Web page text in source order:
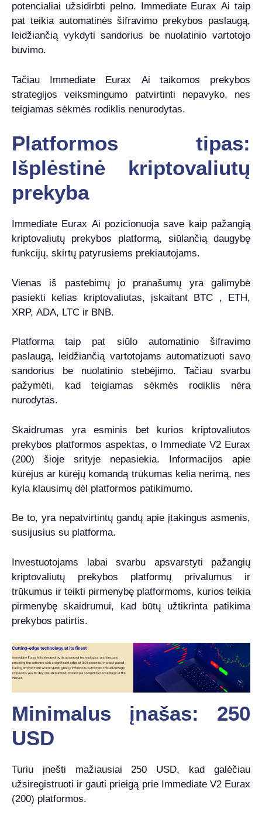
potencialiai užsidirbti pelno. Immediate Eurax Ai taip
pat teikia automatinės šifravimo prekybos paslaugą,
leidžiančią vykdyti sandorius be nuolatinio vartotojo
buvimo.
Tačiau Immediate Eurax Ai taikomos prekybos
strategijos veiksmingumo patvirtinti nepavyko, nes
teigiamas sėkmės rodiklis nenurodytas.
Platformos tipas:
Išplėstinė kriptovaliutų
prekyba
Immediate Eurax Ai pozicionuoja save kaip pažangią
kriptovaliutų prekybos platformą, siūlančią daugybę
funkcijų, skirtų patyrusiems prekiautojams.
Vienas iš pastebimų jo pranašumų yra galimybė
pasiekti kelias kriptovaliutas, įskaitant BTC , ETH,
XRP, ADA, LTC ir BNB.
Platforma taip pat siūlo automatinio šifravimo
paslaugą, leidžiančią vartotojams automatizuoti savo
sandorius be nuolatinio stebėjimo. Tačiau svarbu
pažymėti, kad teigiamas sėkmės rodiklis nėra
nurodytas.
Skaidrumas yra esminis bet kurios kriptovaliutos
prekybos platformos aspektas, o Immediate V2 Eurax
(200) šioje srityje nepasiekia. Informacijos apie
kūrėjus ar kūrėjų komandą trūkumas kelia nerimą, nes
kyla klausimų dėl platformos patikimumo.
Be to, yra nepatvirtintų gandų apie įtakingus asmenis,
susijusius su platforma.
Investuotojams labai svarbu apsvarstyti pažangių
kriptovaliutų prekybos platformų privalumus ir
trūkumus ir teikti pirmenybę platformoms, kurios teikia
pirmenybę skaidrumui, kad būtų užtikrinta patikima
prekybos patirtis.
Minimalus įnašas: 250
USD
Turiu įnešti mažiausiai 250 USD, kad galėčiau
užsiregistruoti ir gauti prieigą prie Immediate V2 Eurax
(200) platformos.